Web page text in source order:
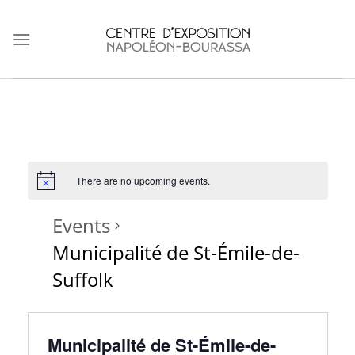
content
There are no upcoming events.
Events
Municipalité de St-Émile-de-
Suffolk
Municipalité de St-Émile-de-